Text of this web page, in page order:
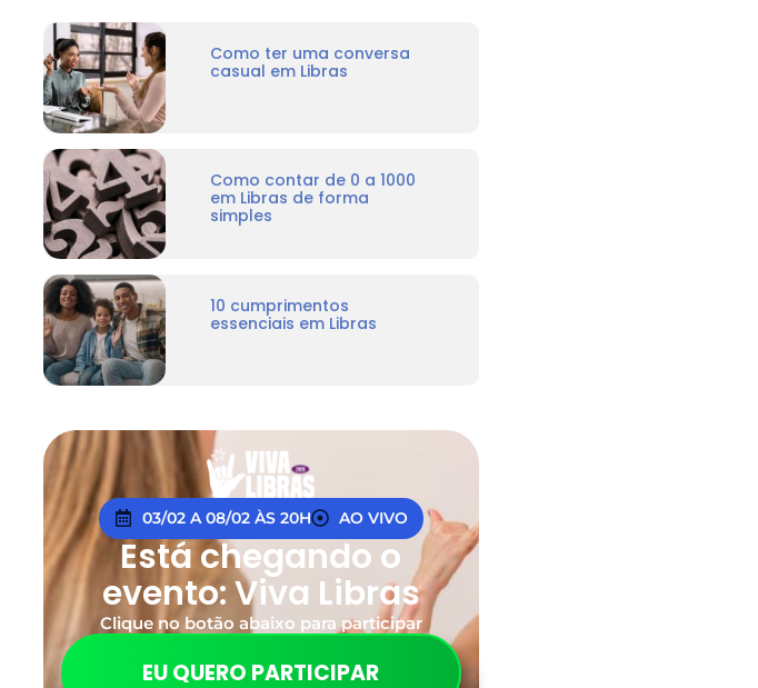
Como ter uma conversa
casual em Libras
Como contar de 0 a 1000
em Libras de forma
simples
10 cumprimentos
essenciais em Libras
03/02 A 08/02 ÀS 20H AO VIVO
Está chegando o
evento: Viva Libras
Clique no botão abaixo para participar
EU QUERO PARTICIPAR